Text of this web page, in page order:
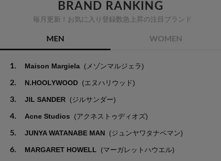
BRAND RANKING
毎月更新！お気に入り登録数急上昇の注目ブランド
MEN WOMEN
1. Maison Margiela (メゾンマルジェラ)
2. N.HOOLYWOOD (エヌハリウッド)
3. JIL SANDER (ジルサンダー)
4. Acne Studios (アクネストゥディオズ)
5. JUNYA WATANABE MAN (ジュンヤワタナベマン)
6. MARGARET HOWELL (マーガレットハウエル)